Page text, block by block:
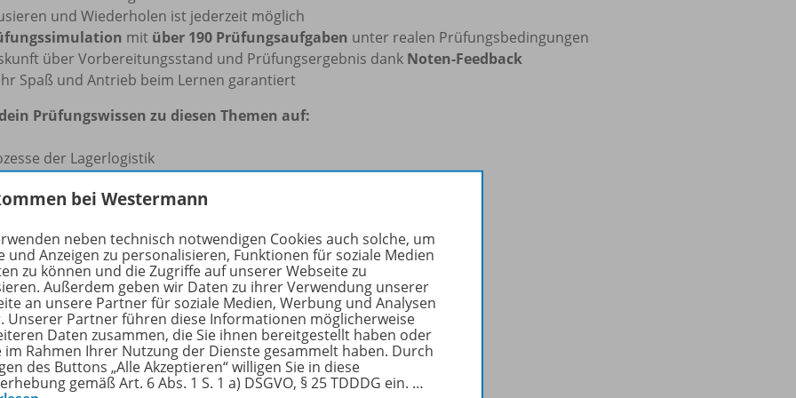
und Wiederholen ist jederzeit möglich
mit über 190 Prüfungsaufgaben unter realen Prüfungsbedingungen
über Vorbereitungsstand und Prüfungsergebnis dank Noten-Feedback
Spaß und Antrieb beim Lernen garantiert
Prüfungswissen zu diesen Themen auf:
der Lagerlogistik
und Verpackung
und qualitätssichernder Güterumschlag
und Gesundheitsschutz bei der Arbeit
Information, Kommunikation
von Arbeitsmitteln
und Dokumentation des Güterumschlags
und Transportorganisation, Arbeitsabläufe
und Sozialkunde
bei Westermann
neben technisch notwendigen Cookies auch solche, um
und Anzeigen zu personalisieren, Funktionen für soziale Medien
zu können und die Zugriffe auf unserer Webseite zu
Außerdem geben wir Daten zu ihrer Verwendung unserer
an unsere Partner für soziale Medien, Werbung und Analysen
Unserer Partner führen diese Informationen möglicherweise
Daten zusammen, die Sie ihnen bereitgestellt haben oder
im Rahmen Ihrer Nutzung der Dienste gesammelt haben. Durch
des Buttons „Alle Akzeptieren“ willigen Sie in diese
gemäß Art. 6 Abs. 1 S. 1 a) DSGVO, § 25 TDDDG ein. …